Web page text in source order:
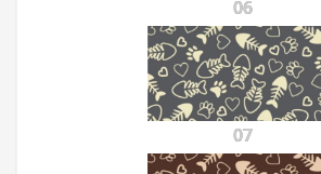
06
07